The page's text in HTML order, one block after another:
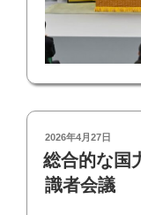
投
稿
日:
2026年4月27日
総合的な国
識者会議